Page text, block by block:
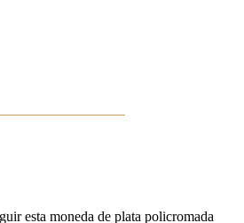
esta moneda de plata policromada